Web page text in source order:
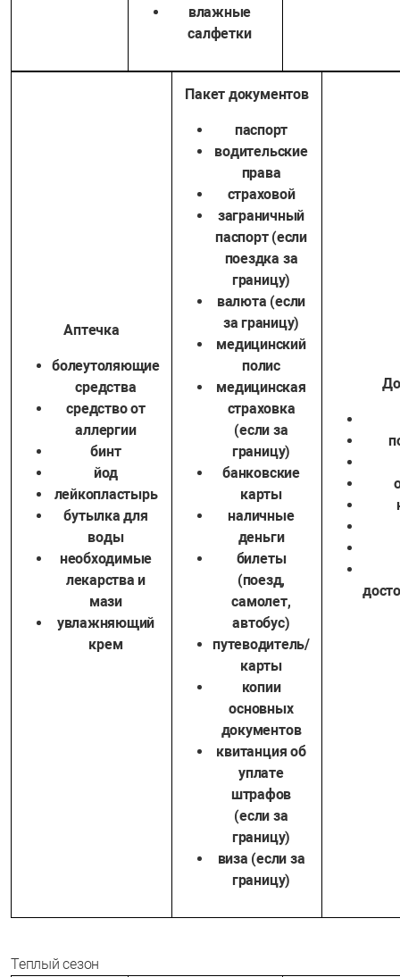
влажные
салфетки
Аптечка
болеутоляющие
средства
средство от
аллергии
бинт
йод
лейкопластырь
бутылка для
воды
необходимые
лекарства и
мази
увлажняющий
крем
Пакет документов
паспорт
водительские
права
страховой
заграничный
паспорт (если
поездка за
границу)
валюта (если
за границу)
медицинский
полис
медицинская
страховка
(если за
границу)
банковские
карты
наличные
деньги
билеты
(поезд,
самолет,
автобус)
путеводитель/
карты
копии
основных
документов
квитанция об
уплате
штрафов
(если за
границу)
виза (если за
границу)
Теплый сезон